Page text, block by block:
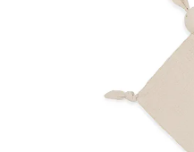
VROEDVROUW AAN HUIS
GEBOORTELIJSTEN